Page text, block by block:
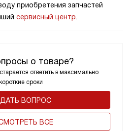
о товаре?
ответить в максимально
сроки
ВОПРОС
ВСЕ
приобретения запчастей
сервисный центр